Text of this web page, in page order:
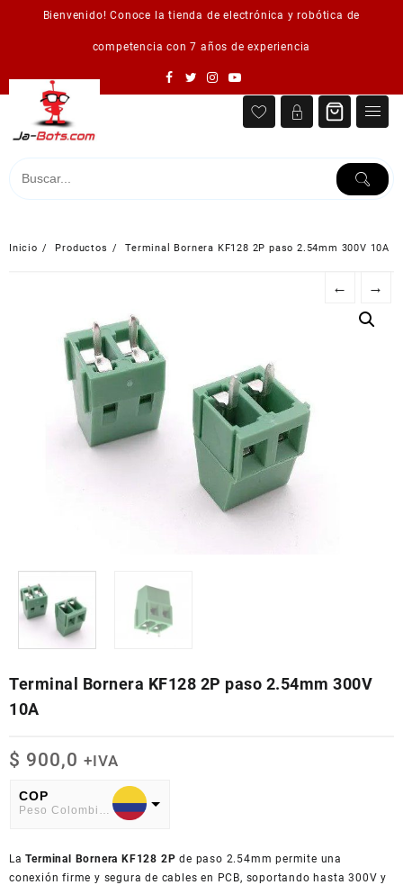
Bienvenido! Conoce la tienda de electrónica y robótica de
competencia con 7 años de experiencia
Inicio Productos Terminal Bornera KF128 2P paso 2.54mm 300V 10A
← →
Terminal Bornera KF128 2P paso 2.54mm 300V
10A
$ 900,0 +IVA
COP
American Dollar
LaTerminal Bornera KF128 2P de paso 2.54mm permite una
conexión firme y segura de cables en PCB, soportando hasta 300V y